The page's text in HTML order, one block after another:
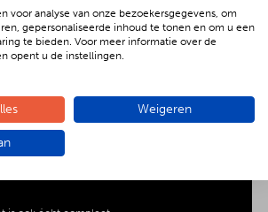
met een extra feestelijke
tafel. Voor maar € 2,- per persoon
het vlees en de salades in
voor analyse van onze bezoekersgegevens, om
gepersonaliseerde inhoud te tonen en om u een
te bieden. Voor meer informatie over de
opent u de instellingen.
Weigeren